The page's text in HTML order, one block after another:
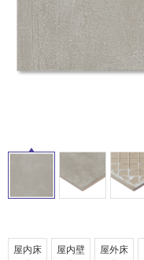
屋内床 屋内壁 屋外床
床・
車